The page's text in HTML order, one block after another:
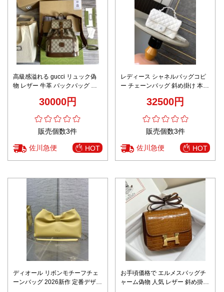
高級感溢れる gucci リュック偽
物 レザー 牛革 バックバッグ 花
30000円
販売個数3件
佐川急便 HOT
レディース シャネルバッグコピ
ー チェーンバッグ 斜め掛け 本革
32500円
販売個数3件
佐川急便 HOT
ディオール リボンモチーフチェ
ーンバッグ 2026新作 定番デザイ
お手頃価格で エルメスバッグチ
ャーム偽物 人気 レザー 斜め掛け